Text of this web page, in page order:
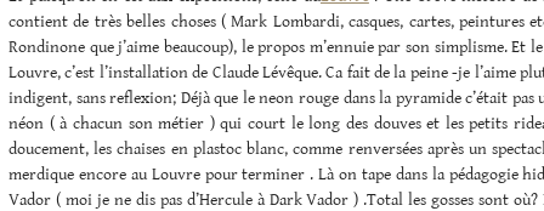
contient de très belles choses ( Mark Lombardi, casques, cartes, peintures
Rondinone que j’aime beaucoup), le propos m’ennuie par son simplisme. Et
Louvre, c’est l’installation de Claude Lévêque. Ca fait de la peine -je l’aime
indigent, sans reflexion; Déjà que le neon rouge dans la pyramide c’était pas
néon ( à chacun son métier ) qui court le long des douves et les petits
doucement, les chaises en plastoc blanc, comme renversées après un
merdique encore au Louvre pour terminer . Là on tape dans la pédagogie
Vador ( moi je ne dis pas d’Hercule à Dark Vador ) .Total les gosses sont